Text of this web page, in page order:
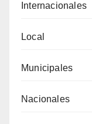
Internacionales
Local
Municipales
Nacionales